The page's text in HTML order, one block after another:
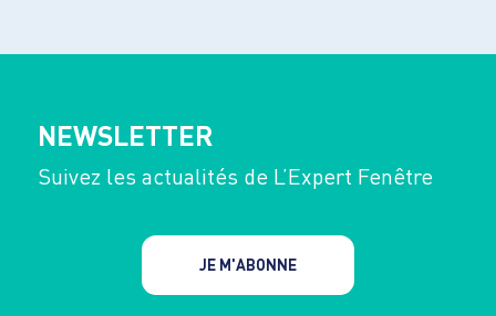
NEWSLETTER
Suivez les actualités de L’Expert Fenêtre
JE M'ABONNE